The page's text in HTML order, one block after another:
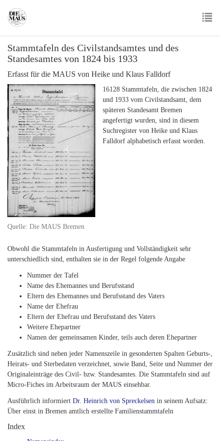
main
Stammtafeln des Civilstandsamtes und des
Standesamtes von 1824 bis 1933
Erfasst für die MAUS von Heike und Klaus Falldorf
Quelle: Die MAUS Bremen
16128 Stammtafeln, die zwischen 1824
und 1933 vom Civilstandsamt, dem
späteren Standesamt Bremen
angefertigt wurden, sind in diesem
Suchregister von Heike und Klaus
Falldorf alphabetisch erfasst worden.
Obwohl die Stammtafeln in Ausfertigung und Vollständigkeit sehr
unterschiedlich sind, enthalten sie in der Regel folgende Angabe
Nummer der Tafel
Name des Ehemannes und Berufsstand
Eltern des Ehemannes und Berufsstand des Vaters
Name der Ehefrau
Eltern der Ehefrau und Berufsstand des Vaters
Weitere Ehepartner
Namen der gemeinsamen Kinder, teils auch deren Ehepartner
Zusätzlich sind neben jeder Namenszeile in gesonderten Spalten Geburts-,
Heirats- und Sterbedaten verzeichnet, sowie Band, Seite und Nummer der
Originaleinträge des Civil- bzw. Standesamtes. Die Stammtafeln sind auf
Micro-Fiches im Arbeitsraum der MAUS einsehbar.
Ausführlich informiert Dr. Heinrich von Spreckelsen in seinem Aufsatz:
Über einst in Bremen amtlich erstellte Familienstammtafeln
Index